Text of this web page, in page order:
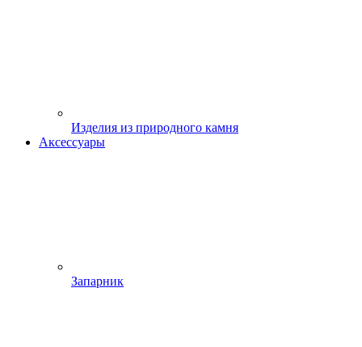
Изделия из природного камня
Аксессуары
Запарник